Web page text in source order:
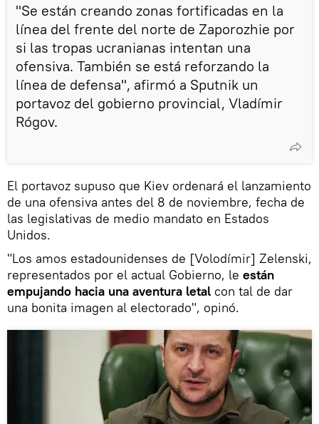
"Se están creando zonas fortificadas en la
línea del frente del norte de Zaporozhie por
si las tropas ucranianas intentan una
ofensiva. También se está reforzando la
línea de defensa", afirmó a Sputnik un
portavoz del gobierno provincial, Vladímir
Rógov.
El portavoz supuso que Kiev ordenará el lanzamiento
de una ofensiva antes del 8 de noviembre, fecha de
las legislativas de medio mandato en Estados
Unidos.
"Los amos estadounidenses de [Volodímir] Zelenski,
representados por el actual Gobierno, le están
empujando hacia una aventura letal con tal de dar
una bonita imagen al electorado", opinó.